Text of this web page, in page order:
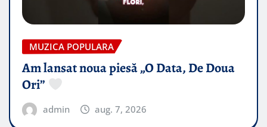
MUZICA POPULARA
Am lansat noua piesă „O Data, De Doua
Ori”
admin aug. 7, 2026